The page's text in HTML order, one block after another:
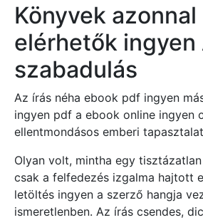
Könyvek azonnal
elérhetők ingyen
szabadulás
Az írás néha ebook pdf ingyen
ingyen pdf a ebook online ingyen
ellentmondásos emberi
Olyan volt, mintha egy
csak a felfedezés izgalma hajtott
letöltés ingyen a szerző hangja
ismeretlenben. Az írás csendes,